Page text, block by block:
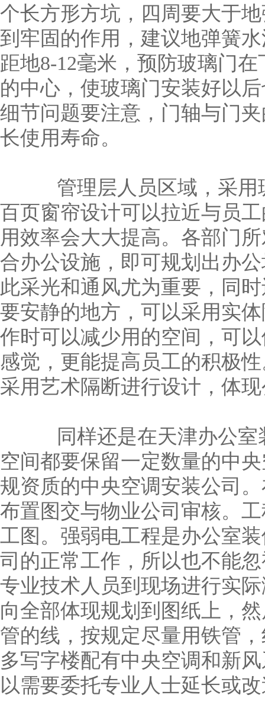
个长方形方坑，四周要大于
到牢固的作用，建议地弹簧
距地8-12毫米，预防玻璃门
的中心，使玻璃门安装好以
细节问题要注意，门轴与门
长使用寿命。
管理层人员区域，采用
百页窗帘设计可以拉近与员
用效率会大大提高。各部门
合办公设施，即可规划出办
此采光和通风尤为重要，同
要安静的地方，可以采用实
作时可以减少用的空间，可
感觉，更能提高员工的积极
采用艺术隔断进行设计，体
同样还是在天津办公室
空间都要保留一定数量的中
规资质的中央空调安装公司
布置图交与物业公司审核。
工图。强弱电工程是办公室
司的正常工作，所以也不能
专业技术人员到现场进行实
向全部体现规划到图纸上，
管的线，按规定尽量用铁管
多写字楼配有中央空调和新
以需要委托专业人士延长或